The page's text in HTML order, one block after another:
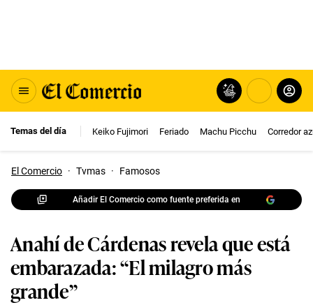
Temas del día Keiko Fujimori Feriado Machu Picchu Corredor
El Comercio · Tvmas · Famosos
Añadir El Comercio como fuente preferida en
Anahí de Cárdenas revela que está
embarazada: “El milagro más
grande”